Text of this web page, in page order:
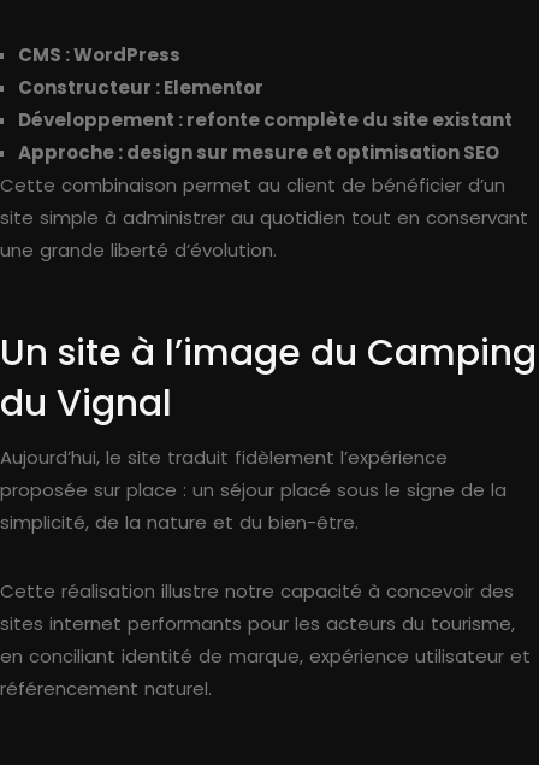
CMS : WordPress
Constructeur : Elementor
Développement : refonte complète du site existant
Approche : design sur mesure et optimisation SEO
Cette combinaison permet au client de bénéficier d’un
site simple à administrer au quotidien tout en conservant
une grande liberté d’évolution.
Un site à l’image du Camping
du Vignal
Aujourd’hui, le site traduit fidèlement l’expérience
proposée sur place : un séjour placé sous le signe de la
simplicité, de la nature et du bien-être.
Cette réalisation illustre notre capacité à concevoir des
sites internet performants pour les acteurs du tourisme,
en conciliant identité de marque, expérience utilisateur et
référencement naturel.